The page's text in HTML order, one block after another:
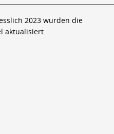
2023 wurden die
aktualisiert.